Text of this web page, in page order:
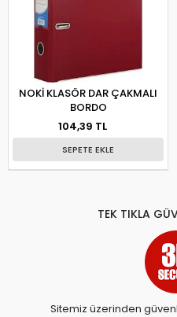
NOKİ KLASÖR DAR ÇAKMALI
BORDO
104,39 TL
SEPETE EKLE
TEK TIKLA
Sitemiz üzerinden güvenli